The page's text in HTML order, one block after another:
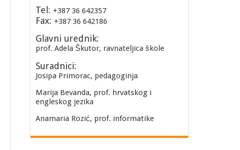
Tel: +387 36 642357
Fax: +387 36 642186
Glavni urednik:
prof. Adela Škutor, ravnateljica škole
Suradnici:
Josipa Primorac, pedagoginja
Marija Bevanda, prof. hrvatskog i
engleskog jezika
Anamaria Rozić, prof. informatike